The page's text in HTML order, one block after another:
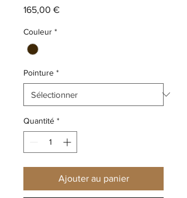
165,00 €Prix
Couleur *
Pointure *
Quantité *
Ajouter au panier